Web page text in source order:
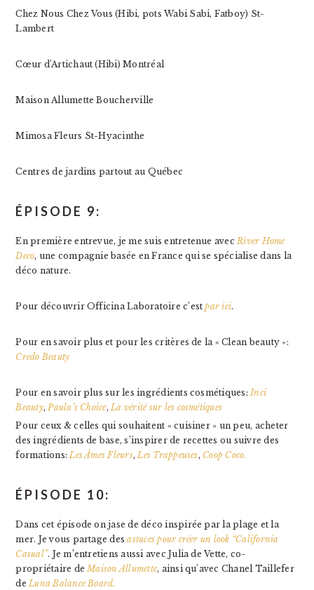
Chez Nous Chez Vous (Hibi, pots Wabi Sabi, Fatboy) St-
Lambert
Cœur d’Artichaut (Hibi) Montréal
Maison Allumette Boucherville
Mimosa Fleurs St-Hyacinthe
Centres de jardins partout au Québec
ÉPISODE 9:
En première entrevue, je me suis entretenue avecRiver Home
Deco, une compagnie basée en France qui se spécialise dans la
déco nature.
Pour découvrir Officina Laboratoire c’estpar ici.
Pour en savoir plus et pour les critères de la « Clean beauty »:
Credo Beauty
Pour en savoir plus sur les ingrédients cosmétiques:Inci
Beauty,Paula’s Choice,La vérité sur les cosmétiques
Pour ceux & celles qui souhaitent « cuisiner » un peu, acheter
des ingrédients de base, s’inspirer de recettes ou suivre des
formations:Les Âmes Fleurs,Les Trappeuses, Coop Coco.
ÉPISODE 10:
Dans cet épisode on jase de déco inspirée par la plage et la
mer. Je vous partage desastuces pour créer un look “California
Casual”. Je m’entretiens aussi avec Julia de Vette, co-
propriétaire deMaison Allumette, ainsi qu’avec Chanel Taillefer
deLuna Balance Board.